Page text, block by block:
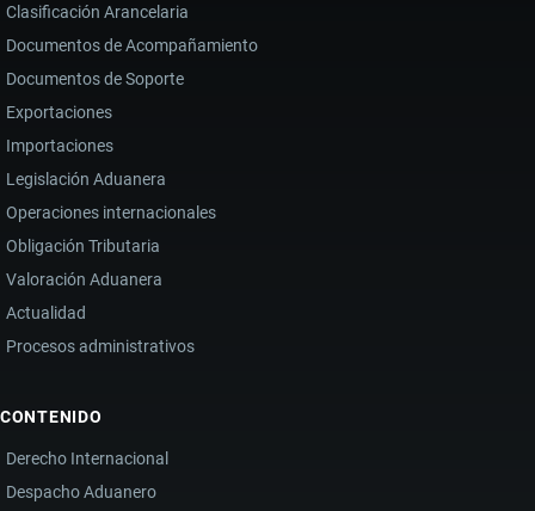
Clasificación Arancelaria
Documentos de Acompañamiento
Documentos de Soporte
Exportaciones
Importaciones
Legislación Aduanera
Operaciones internacionales
Obligación Tributaria
Valoración Aduanera
Actualidad
Procesos administrativos
CONTENIDO
Derecho Internacional
Despacho Aduanero